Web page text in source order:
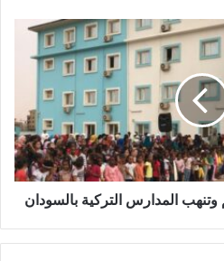
المدارس التركية بالسودان